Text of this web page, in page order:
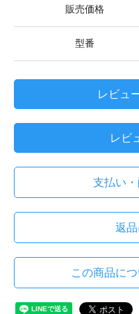
販売価格
型番
レビュ
レビ
支払い
返
この商品に